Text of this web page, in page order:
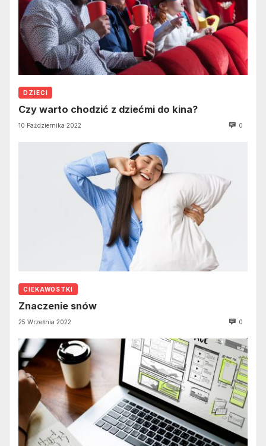
DZIECI
Czy warto chodzić z dziećmi do kina?
10 Października 2022 0
CIEKAWOSTKI
Znaczenie snów
25 Września 2022 0